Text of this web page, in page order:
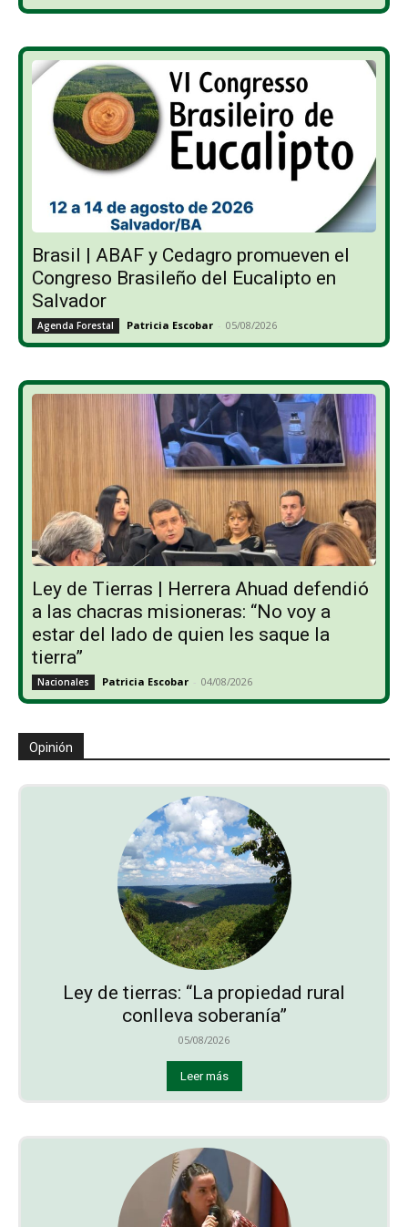
Brasil | ABAF y Cedagro promueven el
Congreso Brasileño del Eucalipto en
Salvador
Agenda Forestal Patricia Escobar - 05/08/2026
Ley de Tierras | Herrera Ahuad defendió
a las chacras misioneras: “No voy a
estar del lado de quien les saque la
tierra”
Nacionales Patricia Escobar - 04/08/2026
Opinión
Ley de tierras: “La propiedad rural
conlleva soberanía”
05/08/2026
Leer más